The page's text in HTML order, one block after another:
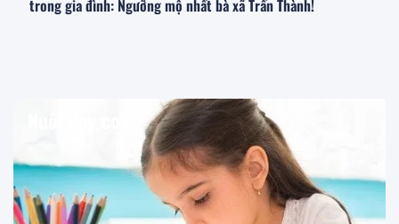
trong gia đình: Ngưỡng mộ nhất bà xã Trấn Thành!